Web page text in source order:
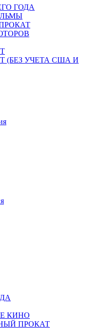
ГОДА
(БЕЗ УЧЕТА США И
КИНО
ПРОКАТ